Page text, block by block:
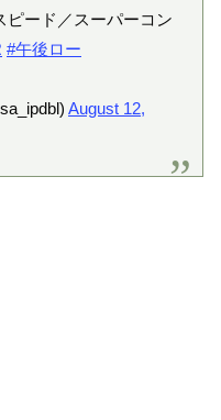
ピード／スーパーコン
#午後ロー
August 12,